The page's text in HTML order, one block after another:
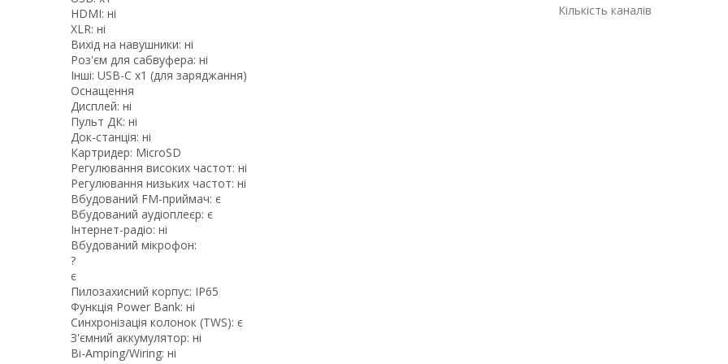
HDMI: ні
XLR: ні
Вихід на навушники: ні
Роз'єм для сабвуфера: ні
Інші: USB-С x1 (для заряджання)
Оснащення
Дисплей: ні
Пульт ДК: ні
Док-станція: ні
Картридер: MicroSD
Регулювання високих частот: ні
Регулювання низьких частот: ні
Вбудований FM-приймач: є
Вбудований аудіоплеєр: є
Інтернет-радіо: ні
Вбудований мікрофон:
?
є
Пилозахисний корпус: IP65
Функція Power Bank: ні
Синхронізація колонок (TWS): є
З'ємний аккумулятор: ні
Bi-Amping/Wiring: ні
Кількість каналів